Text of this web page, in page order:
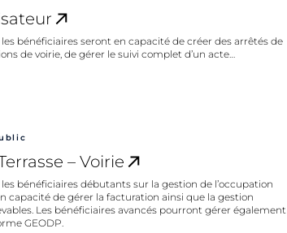
bénéficiaires seront en capacité de créer des arrêtés de
de voirie, de gérer le suivi complet d’un acte…
– Voirie​
bénéficiaires débutants sur la gestion de l’occupation
capacité de gérer la facturation ainsi que la gestion
Les bénéficiaires avancés pourront gérer également
GEODP.